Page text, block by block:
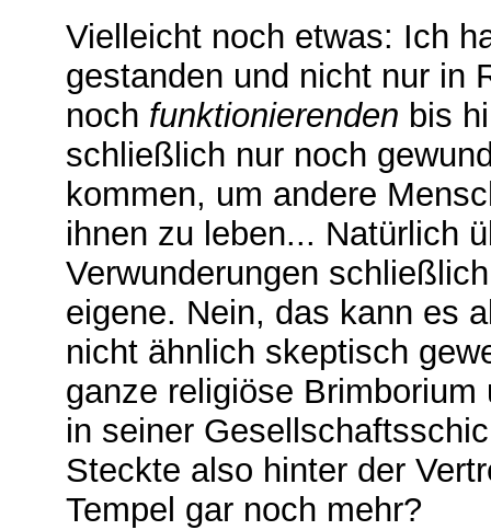
Vielleicht noch etwas: Ich
gestanden und nicht nur in
noch funktionierenden bis
schließlich nur noch
kommen, um andere
ihnen zu leben... Natürlich
Verwunderungen
eigene. Nein, das kann es
nicht ähnlich skeptisch
ganze religiöse
in seiner
Steckte also hinter der
Tempel gar noch mehr?